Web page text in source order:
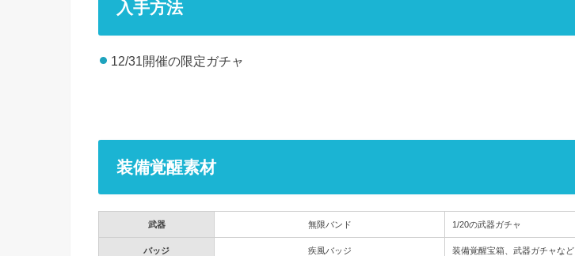
入手方法
12/31開催の限定ガチャ
装備覚醒素材
武器 無限バンド 1/20の武器ガチャ
バッジ 疾風バッジ 装備覚醒宝箱、武器ガチャなど